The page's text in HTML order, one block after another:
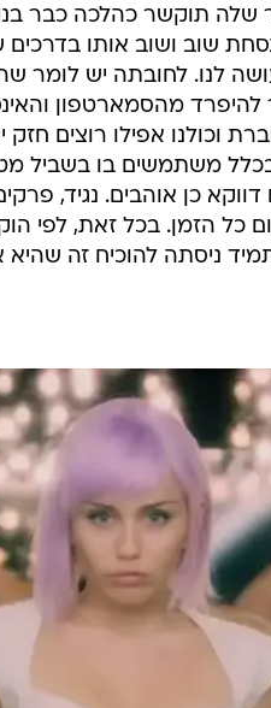
שוב ושוב אותו בדרכים
עושה לנו. לחובתה יש
מהסמארטפון
וכולנו אפילו רוצים
משתמשים בו בשביל
כן אוהבים. נגיד,
כל הזמן. בכל זאת, לפי
ניסתה להוכיח זה שהיא